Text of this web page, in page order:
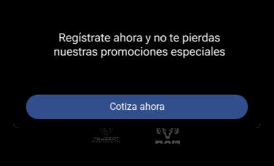
Cotiza ahora